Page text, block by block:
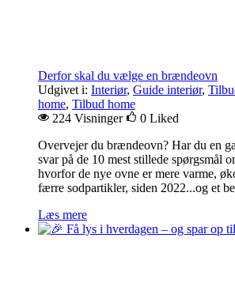
Derfor skal du vælge en brændeovn
Udgivet i: Interiør, Guide interiør,
home, Tilbud home
224 Visninger
0 Liked
Overvejer du brændeovn? Har du en
svar på de 10 mest stillede spørgsmål
hvorfor de nye ovne er mere varme,
færre sodpartikler, siden 2022...og et
Læs mere